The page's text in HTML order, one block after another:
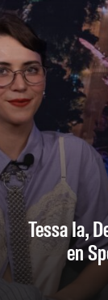
Tessa Ia,
en